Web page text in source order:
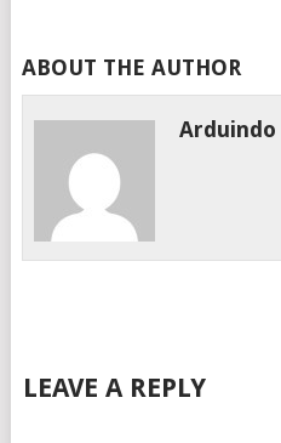
ABOUT THE AUTHOR
Arduindo
LEAVE A REPLY